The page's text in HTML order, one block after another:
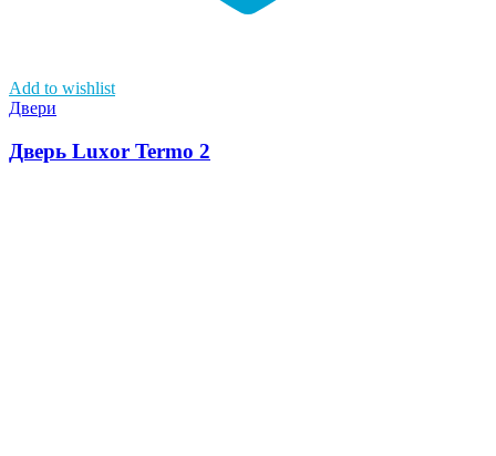
Add to wishlist
Двери
Дверь Luxor Termo 2